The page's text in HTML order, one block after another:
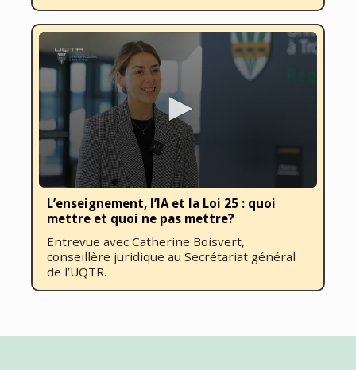
seconds
of
minutes,
11
seconds
L’enseignement, l’IA et la Loi 25 : quoi
mettre et quoi ne pas mettre?
Entrevue avec Catherine Boisvert,
conseillère juridique au Secrétariat général
de l’UQTR.